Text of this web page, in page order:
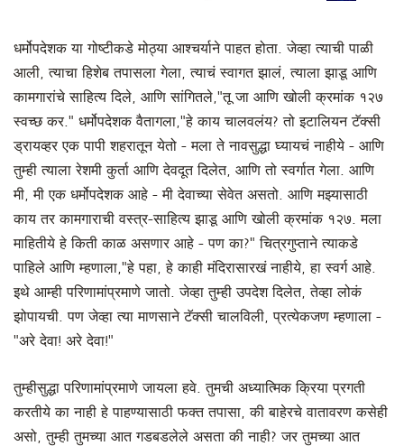
धर्मोपदेशक या गोष्टीकडे मोठ्या आश्चर्याने पाहत होता. जेव्हा त्याची पाळी
आली, त्याचा हिशेब तपासला गेला, त्याचं स्वागत झालं, त्याला झाडू आणि
कामगारांचे साहित्य दिले, आणि सांगितले,"तू जा आणि खोली क्रमांक १२७
स्वच्छ कर." धर्मोपदेशक वैतागला,"हे काय चालवलंय? तो इटालियन टॅक्सी
ड्रायव्हर एक पापी शहरातून येतो - मला ते नावसुद्धा घ्यायचं नाहीये - आणि
तुम्ही त्याला रेशमी कुर्ता आणि देवदूत दिलेत, आणि तो स्वर्गात गेला. आणि
मी, मी एक धर्मोपदेशक आहे - मी देवाच्या सेवेत असतो. आणि मझ्यासाठी
काय तर कामगाराची वस्त्र-साहित्य झाडू आणि खोली क्रमांक १२७. मला
माहितीये हे किती काळ असणार आहे - पण का?" चित्रगुप्ताने त्याकडे
पाहिले आणि म्हणाला,"हे पहा, हे काही मंदिरासारखं नाहीये, हा स्वर्ग आहे.
इथे आम्ही परिणामांप्रमाणे जातो. जेव्हा तुम्ही उपदेश दिलेत, तेव्हा लोकं
झोपायची. पण जेव्हा त्या माणसाने टॅक्सी चालविली, प्रत्येकजण म्हणाला -
"अरे देवा! अरे देवा!"
तुम्हीसुद्धा परिणामांप्रमाणे जायला हवे. तुमची अध्यात्मिक क्रिया प्रगती
करतीये का नाही हे पाहण्यासाठी फक्त तपासा, की बाहेरचे वातावरण कसेही
असो, तुम्ही तुमच्या आत गडबडलेले असता की नाही? जर तुमच्या आत